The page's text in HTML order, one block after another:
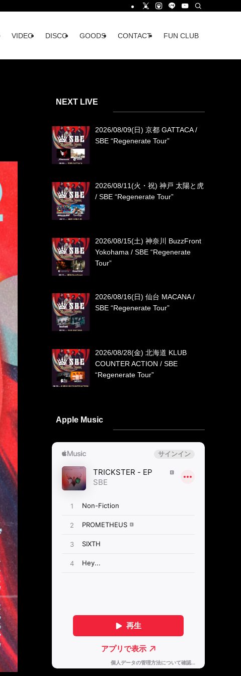
VIDEO DISCO GOODS CONTACT FUN CLUB
NEXT LIVE
2026/08/09(日) 京都 GATTACA /
SBE “Regenerate Tour”
2026/08/11(火・祝) 神戸 太陽と虎
/ SBE “Regenerate Tour”
2026/08/15(土) 神奈川 BuzzFront
Yokohama / SBE “Regenerate
Tour”
2026/08/16(日) 仙台 MACANA /
SBE “Regenerate Tour”
2026/08/28(金) 北海道 KLUB
COUNTER ACTION / SBE
“Regenerate Tour”
Apple Music